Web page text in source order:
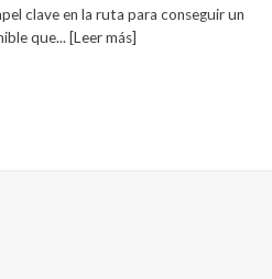
clave en la ruta para conseguir un
que... [Leer más]